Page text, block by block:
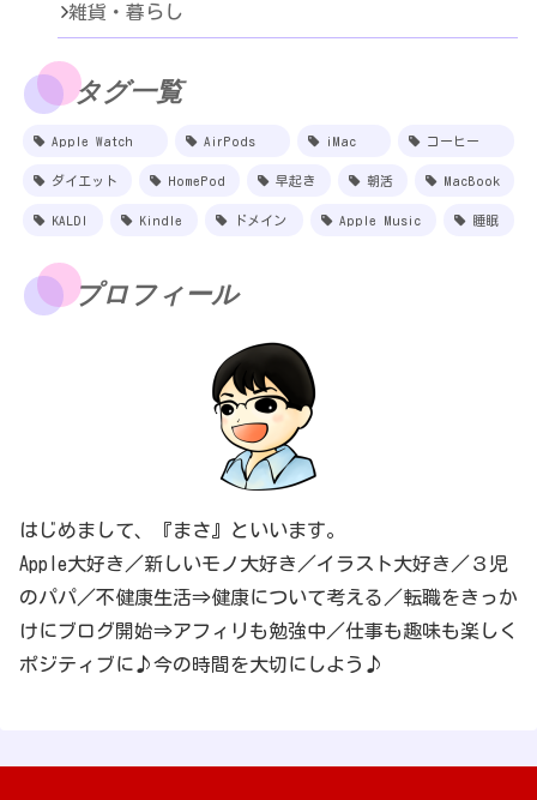
雑貨・暮らし
タグ一覧
Apple Watch AirPods iMac コーヒー
ダイエット HomePod 早起き 朝活 MacBook
KALDI Kindle ドメイン Apple Music 睡眠
プロフィール
はじめまして、『まさ』といいます。
Apple大好き／新しいモノ大好き／イラスト大好き／３児
のパパ／不健康生活⇒健康について考える／転職をきっか
けにブログ開始⇒アフィリも勉強中／仕事も趣味も楽しく
ポジティブに♪今の時間を大切にしよう♪